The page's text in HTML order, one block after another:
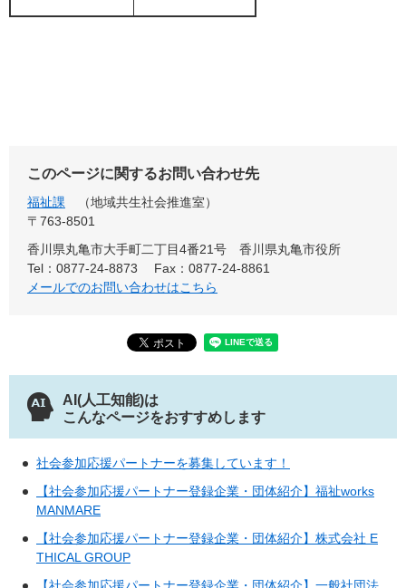
このページに関するお問い合わせ先
福祉課
地域共生社会推進室
〒763-8501
香川県丸亀市大手町二丁目4番21号 香川県丸亀市役所
Tel：0877-24-8873
Fax：0877-24-8861
メールでのお問い合わせはこちら
AI(人工知能)は
こんなページをおすすめします
社会参加応援パートナーを募集しています！
【社会参加応援パートナー登録企業・団体紹介】福祉works
MANMARE
【社会参加応援パートナー登録企業・団体紹介】株式会社 E
THICAL GROUP